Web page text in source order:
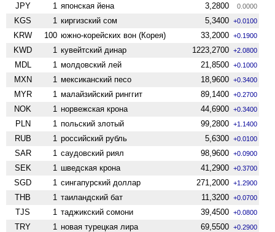
JPY 1 японская йена 3,2800 0.0000
KGS 1 киргизский сом 5,3400 +0.0100
KRW 100 южно-корейских вон (Корея) 33,2000 +0.1900
KWD 1 кувейтский динар 1223,2700 +2.0800
MDL 1 молдовский лей 21,8500 +0.1000
MXN 1 мексиканский песо 18,9600 +0.3400
MYR 1 малайзийский ринггит 89,1400 +0.2700
NOK 1 норвежская крона 44,6900 +0.3400
PLN 1 польский злотый 99,2800 +1.1400
RUB 1 российский рубль 5,6300 +0.0100
SAR 1 саудовский риял 98,9600 +0.0900
SEK 1 шведская крона 41,2900 +0.3700
SGD 1 сингапурский доллар 271,2000 +1.2900
THB 1 таиландский бат 11,3200 +0.0700
TJS 1 таджикский сомони 39,4500 +0.0800
TRY 1 новая турецкая лира 69,5500 +0.2900